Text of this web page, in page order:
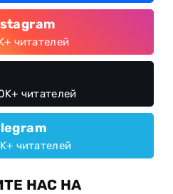
читателей
читателей
читателей
НАС НА